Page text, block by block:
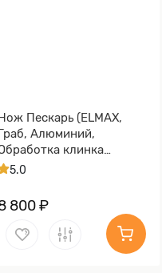
Пескарь (ELMAX,
Алюминий,
клинка
5.0
800 ₽